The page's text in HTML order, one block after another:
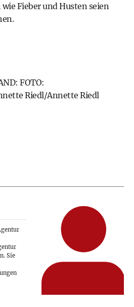
Fieber und Husten seien
FOTO:
Riedl/Annette Riedl
Sie